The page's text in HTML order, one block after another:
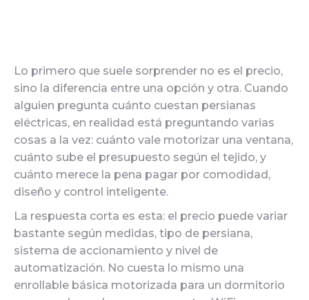
Lo primero que suele sorprender no es el precio,
sino la diferencia entre una opción y otra. Cuando
alguien pregunta cuánto cuestan persianas
eléctricas, en realidad está preguntando varias
cosas a la vez: cuánto vale motorizar una ventana,
cuánto sube el presupuesto según el tejido, y
cuánto merece la pena pagar por comodidad,
diseño y control inteligente.
La respuesta corta es esta: el precio puede variar
bastante según medidas, tipo de persiana,
sistema de accionamiento y nivel de
automatización. No cuesta lo mismo una
enrollable básica motorizada para un dormitorio